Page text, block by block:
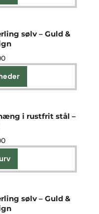
sølv – Guld &
vare
varianter.
kan
i rustfrit stål –
sølv – Guld &